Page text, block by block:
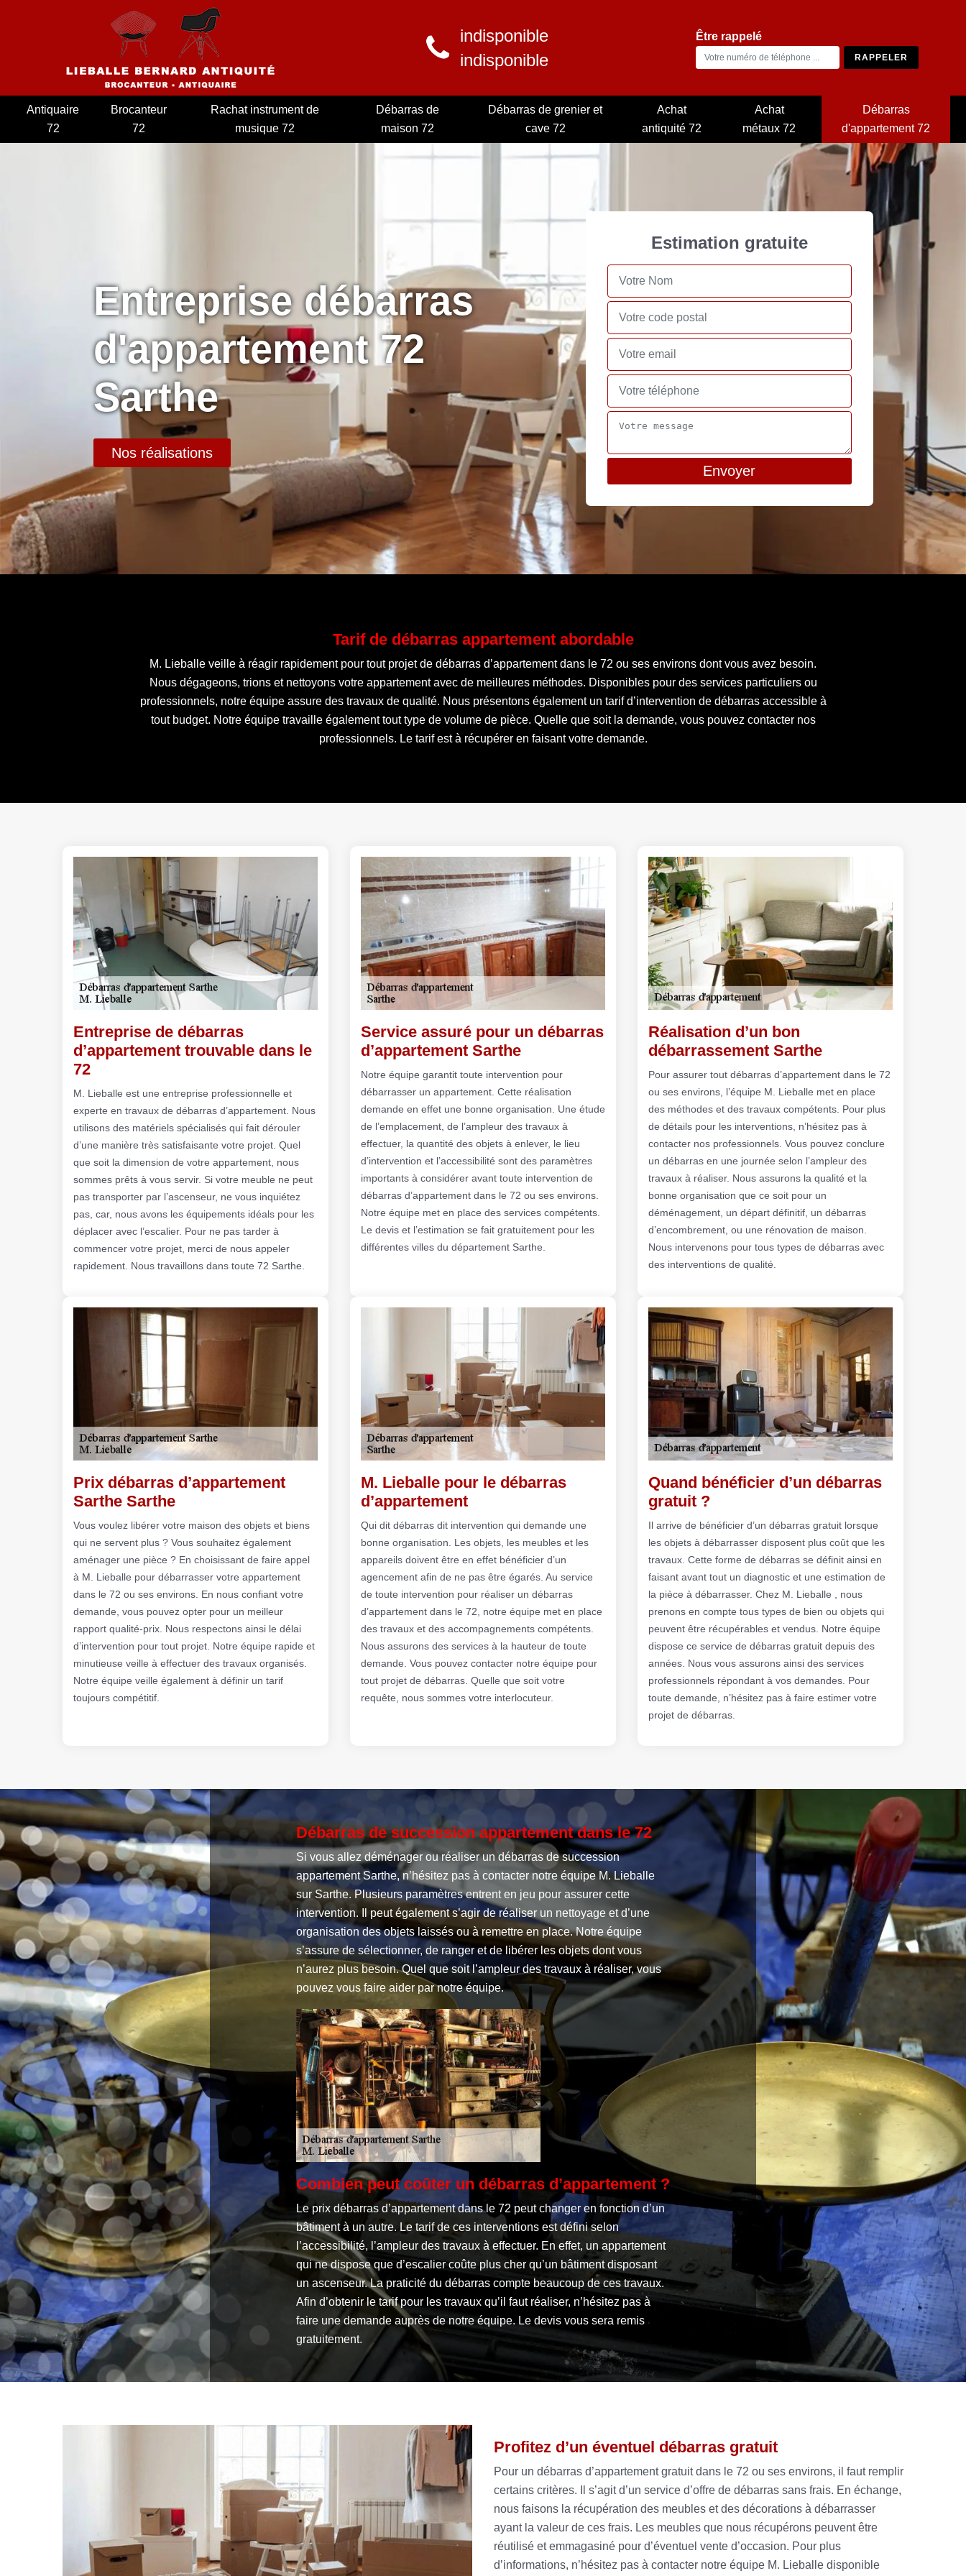
indisponible
indisponible
Être rappelé
Antiquaire
72
Brocanteur
72
Rachat instrument de
musique 72
Débarras de
maison 72
Débarras de grenier et
cave 72
Achat
antiquité 72
Achat
métaux 72
Débarras
d'appartement 72
Entreprise débarras
d'appartement 72
Sarthe
Nos réalisations
Estimation gratuite
Tarif de débarras appartement abordable
M. Lieballe veille à réagir rapidement pour tout projet de débarras d’appartement dans le 72 ou ses environs dont vous avez besoin.
Nous dégageons, trions et nettoyons votre appartement avec de meilleures méthodes. Disponibles pour des services particuliers ou
professionnels, notre équipe assure des travaux de qualité. Nous présentons également un tarif d’intervention de débarras accessible à
tout budget. Notre équipe travaille également tout type de volume de pièce. Quelle que soit la demande, vous pouvez contacter nos
professionnels. Le tarif est à récupérer en faisant votre demande.
Entreprise de débarras
d’appartement trouvable dans le
72
M. Lieballe est une entreprise professionnelle et
experte en travaux de débarras d’appartement. Nous
utilisons des matériels spécialisés qui fait dérouler
d’une manière très satisfaisante votre projet. Quel
que soit la dimension de votre appartement, nous
sommes prêts à vous servir. Si votre meuble ne peut
pas transporter par l’ascenseur, ne vous inquiétez
pas, car, nous avons les équipements idéals pour les
déplacer avec l’escalier. Pour ne pas tarder à
commencer votre projet, merci de nous appeler
rapidement. Nous travaillons dans toute 72 Sarthe.
Service assuré pour un débarras
d’appartement Sarthe
Notre équipe garantit toute intervention pour
débarrasser un appartement. Cette réalisation
demande en effet une bonne organisation. Une étude
de l’emplacement, de l’ampleur des travaux à
effectuer, la quantité des objets à enlever, le lieu
d’intervention et l’accessibilité sont des paramètres
importants à considérer avant toute intervention de
débarras d’appartement dans le 72 ou ses environs.
Notre équipe met en place des services compétents.
Le devis et l’estimation se fait gratuitement pour les
différentes villes du département Sarthe.
Réalisation d’un bon
débarrassement Sarthe
Pour assurer tout débarras d’appartement dans le 72
ou ses environs, l’équipe M. Lieballe met en place
des méthodes et des travaux compétents. Pour plus
de détails pour les interventions, n’hésitez pas à
contacter nos professionnels. Vous pouvez conclure
un débarras en une journée selon l’ampleur des
travaux à réaliser. Nous assurons la qualité et la
bonne organisation que ce soit pour un
déménagement, un départ définitif, un débarras
d’encombrement, ou une rénovation de maison.
Nous intervenons pour tous types de débarras avec
des interventions de qualité.
Prix débarras d’appartement
Sarthe Sarthe
Vous voulez libérer votre maison des objets et biens
qui ne servent plus ? Vous souhaitez également
aménager une pièce ? En choisissant de faire appel
à M. Lieballe pour débarrasser votre appartement
dans le 72 ou ses environs. En nous confiant votre
demande, vous pouvez opter pour un meilleur
rapport qualité-prix. Nous respectons ainsi le délai
d’intervention pour tout projet. Notre équipe rapide et
minutieuse veille à effectuer des travaux organisés.
Notre équipe veille également à définir un tarif
toujours compétitif.
M. Lieballe pour le débarras
d’appartement
Qui dit débarras dit intervention qui demande une
bonne organisation. Les objets, les meubles et les
appareils doivent être en effet bénéficier d’un
agencement afin de ne pas être égarés. Au service
de toute intervention pour réaliser un débarras
d’appartement dans le 72, notre équipe met en place
des travaux et des accompagnements compétents.
Nous assurons des services à la hauteur de toute
demande. Vous pouvez contacter notre équipe pour
tout projet de débarras. Quelle que soit votre
requête, nous sommes votre interlocuteur.
Quand bénéficier d’un débarras
gratuit ?
Il arrive de bénéficier d’un débarras gratuit lorsque
les objets à débarrasser disposent plus coût que les
travaux. Cette forme de débarras se définit ainsi en
faisant avant tout un diagnostic et une estimation de
la pièce à débarrasser. Chez M. Lieballe , nous
prenons en compte tous types de bien ou objets qui
peuvent être récupérables et vendus. Notre équipe
dispose ce service de débarras gratuit depuis des
années. Nous vous assurons ainsi des services
professionnels répondant à vos demandes. Pour
toute demande, n’hésitez pas à faire estimer votre
projet de débarras.
Débarras de succession appartement dans le 72
Si vous allez déménager ou réaliser un débarras de succession
appartement Sarthe, n’hésitez pas à contacter notre équipe M. Lieballe
sur Sarthe. Plusieurs paramètres entrent en jeu pour assurer cette
intervention. Il peut également s’agir de réaliser un nettoyage et d’une
organisation des objets laissés ou à remettre en place. Notre équipe
s’assure de sélectionner, de ranger et de libérer les objets dont vous
n’aurez plus besoin. Quel que soit l’ampleur des travaux à réaliser, vous
pouvez vous faire aider par notre équipe.
Combien peut coûter un débarras d’appartement ?
Le prix débarras d’appartement dans le 72 peut changer en fonction d’un
bâtiment à un autre. Le tarif de ces interventions est défini selon
l’accessibilité, l’ampleur des travaux à effectuer. En effet, un appartement
qui ne dispose que d’escalier coûte plus cher qu’un bâtiment disposant
un ascenseur. La praticité du débarras compte beaucoup de ces travaux.
Afin d’obtenir le tarif pour les travaux qu’il faut réaliser, n’hésitez pas à
faire une demande auprès de notre équipe. Le devis vous sera remis
gratuitement.
Profitez d’un éventuel débarras gratuit
Pour un débarras d’appartement gratuit dans le 72 ou ses environs, il faut remplir
certains critères. Il s’agit d’un service d’offre de débarras sans frais. En échange,
nous faisons la récupération des meubles et des décorations à débarrasser
ayant la valeur de ces frais. Les meubles que nous récupérons peuvent être
réutilisé et emmagasiné pour d’éventuel vente d’occasion. Pour plus
d’informations, n’hésitez pas à contacter notre équipe M. Lieballe disponible